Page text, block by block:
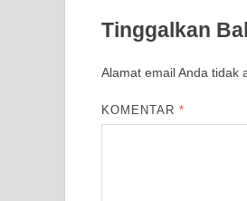
Tinggalkan
Alamat email Anda tidak
KOMENTAR*